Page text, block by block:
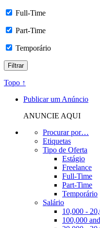
Full-Time
Part-Time
Temporário
Topo ↑
Publicar um Anúncio
ANUNCIE AQUI
Procurar por…
Etiquetas
Tipo de Oferta
Estágio
Freelance
Full-Time
Part-Time
Temporário
Salário
10,000 -
100,000